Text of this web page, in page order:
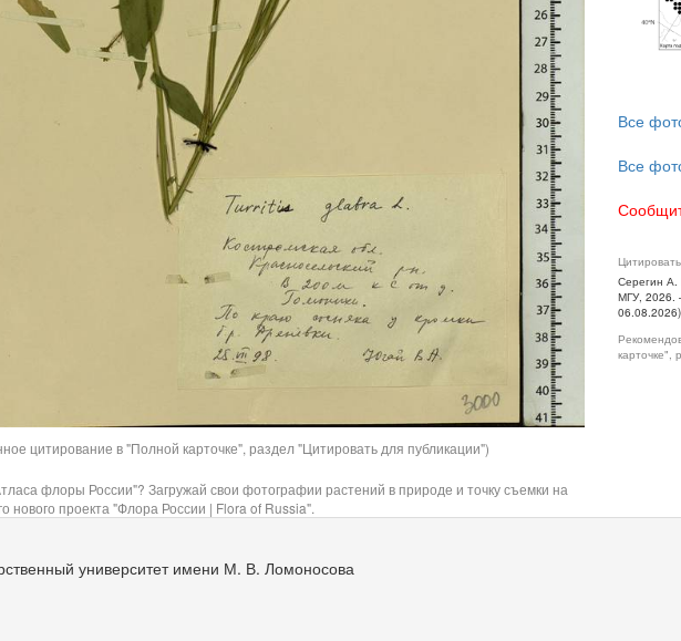
цитирование в "Полной карточке", раздел "Цитировать для публикации")
флоры России"? Загружай свои фотографии растений в природе и точку съемки на
нового проекта "Флора России | Flora of Russia".
Все
Все
Серегин А.
МГУ, 2026.
06.08.2026)
карточке",
университет имени М. В. Ломоносова